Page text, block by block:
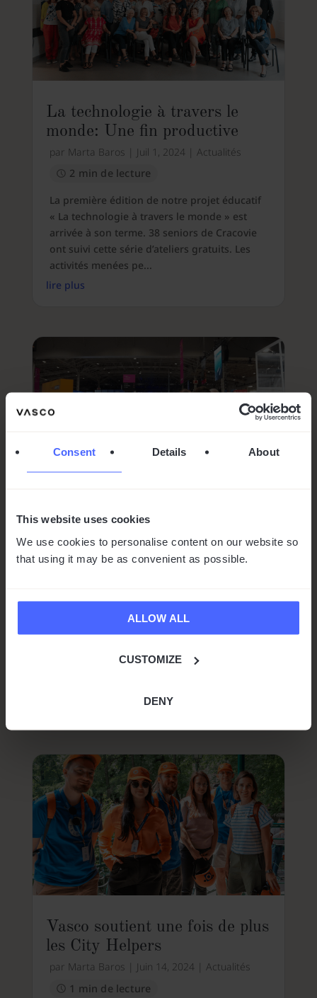
Consent Details About
This website uses cookies
We use cookies to personalise content on our website so
that using it may be as convenient as possible.
ALLOW ALL
CUSTOMIZE
DENY
La technologie à travers le
monde: Une fin productive
par Marta Baros Juil 1, 2024
Actualités
2 min de lecture
La première édition de notre projet éducatif
« La technologie à travers le monde » est
arrivée à son terme. 38 seniors de Cracovie
ont suivi cette série d’ateliers gratuits. Les
activités menées pe...
lire plus
Toronto
par Marta Baros |Actualités
La conférence Collision à Toronto est
maintenant terminée. Cet événement est la
croissance la plus rapide en Amérique du
Vasco soutient une fois de plus
les City Helpers
par Marta Baros Juin 14, 2024
Actualités
1 min de lecture